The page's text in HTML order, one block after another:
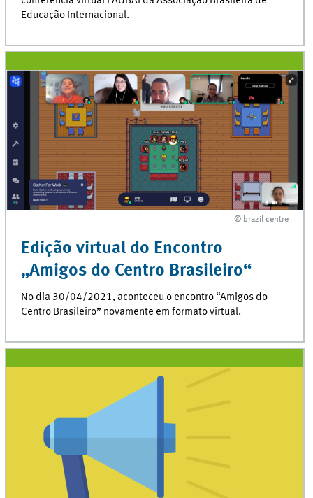
Educação Internacional.
© brazil centre
© brazil centre
Edição virtual do Encontro
„Amigos do Centro Brasileiro“
No dia 30/04/2021, aconteceu o encontro “Amigos do
Centro Brasileiro” novamente em formato virtual.